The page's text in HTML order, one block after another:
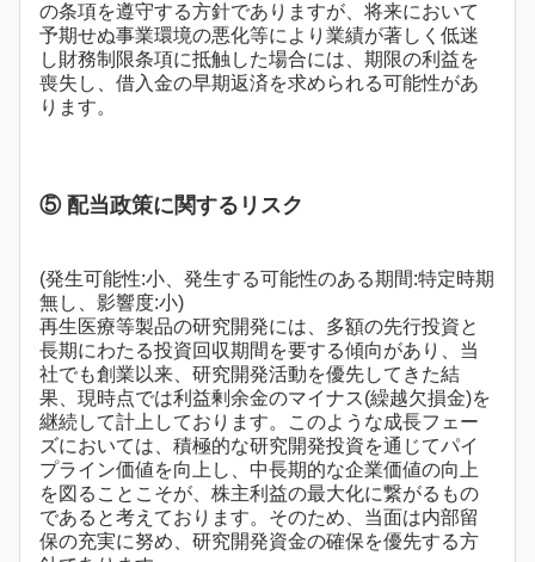
の条項を遵守する方針でありますが、将来において
予期せぬ事業環境の悪化等により業績が著しく低迷
し財務制限条項に抵触した場合には、期限の利益を
喪失し、借入金の早期返済を求められる可能性があ
ります。
⑤ 配当政策に関するリスク
(発生可能性:小、発生する可能性のある期間:特定時期
無し、影響度:小)
再生医療等製品の研究開発には、多額の先行投資と
長期にわたる投資回収期間を要する傾向があり、当
社でも創業以来、研究開発活動を優先してきた結
果、現時点では利益剰余金のマイナス(繰越欠損金)を
継続して計上しております。このような成長フェー
ズにおいては、積極的な研究開発投資を通じてパイ
プライン価値を向上し、中長期的な企業価値の向上
を図ることこそが、株主利益の最大化に繋がるもの
であると考えております。そのため、当面は内部留
保の充実に努め、研究開発資金の確保を優先する方